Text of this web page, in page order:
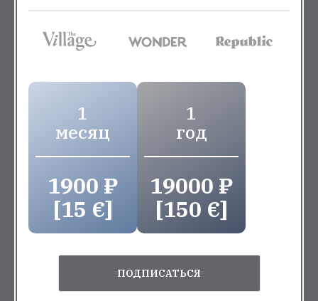
1
месяц
1900 ₽
[15 €]
1
год
19000 ₽
[150 €]
ПОДПИСАТЬСЯ